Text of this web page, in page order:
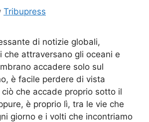
Tribupress
di notizie globali,
che attraversano gli oceani e
accadere solo sul
è facile perdere di vista
ciò che accade proprio sotto il
è proprio lì, tra le vie che
giorno e i volti che incontriamo